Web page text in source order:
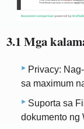
3.1 Mga
Privacy:
sa maximum
Suporta sa
dokumento ng